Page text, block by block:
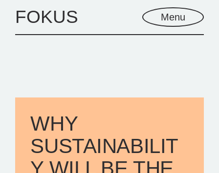
FOKUS Menu
WHY
SUSTAINABILIT
Y WILL BE THE